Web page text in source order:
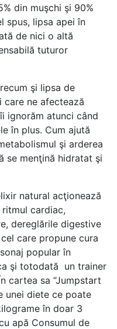
din muşchi şi 90%
spus, lipsa apei în
de nici o altă
tuturor
şi lipsa de
ne afectează
ignorăm atunci când
în plus. Cum ajută
şi arderea
se menţină hidratat şi
natural acţionează
cardiac,
dereglările digestive
care propune cura
popular în
şi totodată un trainer
cartea sa ‘’Jumpstart
unei diete ce poate
în doar 3
apă Consumul de